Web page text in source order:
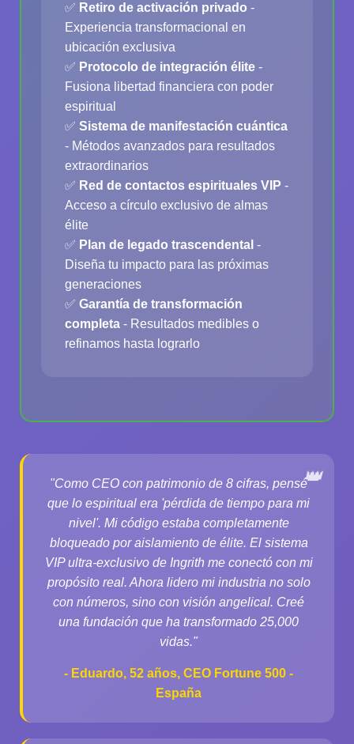
✅ Retiro de activación privado -
Experiencia transformacional en
ubicación exclusiva
✅ Protocolo de integración élite -
Fusiona libertad financiera con poder
espiritual
✅ Sistema de manifestación cuántica
- Métodos avanzados para resultados
extraordinarios
✅ Red de contactos espirituales VIP -
Acceso a círculo exclusivo de almas
élite
✅ Plan de legado trascendental -
Diseña tu impacto para las próximas
generaciones
✅ Garantía de transformación
completa - Resultados medibles o
refinamos hasta lograrlo
"Como CEO con patrimonio de 8 cifras, pensé
que lo espiritual era 'pérdida de tiempo para mi
nivel'. Mi código estaba completamente
bloqueado por aislamiento de élite. El sistema
VIP ultra-exclusivo de Ingrith me conectó con mi
propósito real. Ahora lidero mi industria no solo
con números, sino con visión angelical. Creé
una fundación que ha transformado 25,000
vidas."
- Eduardo, 52 años, CEO Fortune 500 -
España